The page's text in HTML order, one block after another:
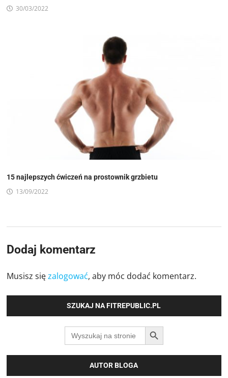
30/03/2022
15 najlepszych ćwiczeń na prostownik grzbietu
13/09/2022
Dodaj komentarz
Musisz sięzalogować, aby móc dodać komentarz.
SZUKAJ NA FITREPUBLIC.PL
Search
for:
SEARCH BUTTON
AUTOR BLOGA